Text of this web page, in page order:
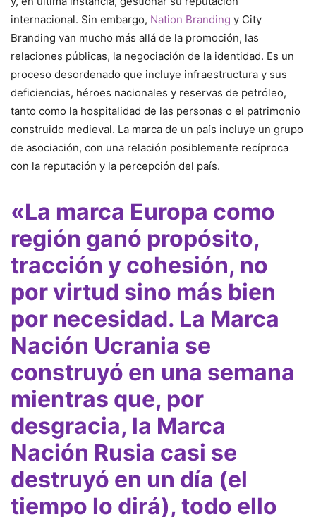
internacional. Sin embargo, Nation Branding y City
Branding van mucho más allá de la promoción, las
relaciones públicas, la negociación de la identidad. Es un
proceso desordenado que incluye infraestructura y sus
deficiencias, héroes nacionales y reservas de petróleo,
tanto como la hospitalidad de las personas o el patrimonio
construido medieval. La marca de un país incluye un grupo
de asociación, con una relación posiblemente recíproca
con la reputación y la percepción del país.
«La marca Europa como
región ganó propósito,
tracción y cohesión, no
por virtud sino más bien
por necesidad. La Marca
Nación Ucrania se
construyó en una semana
mientras que, por
desgracia, la Marca
Nación Rusia casi se
destruyó en un día (el
tiempo lo dirá), todo ello